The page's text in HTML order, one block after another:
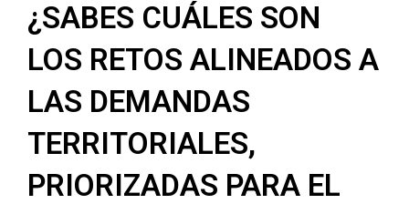
¿SABES CUÁLES SON
LOS RETOS ALINEADOS A
LAS DEMANDAS
TERRITORIALES,
PRIORIZADAS PARA EL